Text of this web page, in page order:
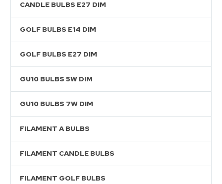
CANDLE BULBS E27 DIM
GOLF BULBS E14 DIM
GOLF BULBS E27 DIM
GU10 BULBS 5W DIM
GU10 BULBS 7W DIM
FILAMENT A BULBS
FILAMENT CANDLE BULBS
FILAMENT GOLF BULBS